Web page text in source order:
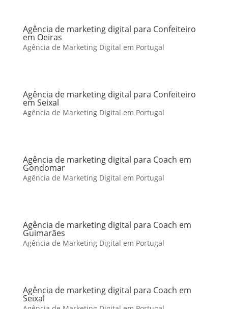
Agência de marketing digital para Confeiteiro
em Oeiras
Agência de Marketing Digital em Portugal
Agência de marketing digital para Confeiteiro
em Seixal
Agência de Marketing Digital em Portugal
Agência de marketing digital para Coach em
Gondomar
Agência de Marketing Digital em Portugal
Agência de marketing digital para Coach em
Guimarães
Agência de Marketing Digital em Portugal
Agência de marketing digital para Coach em
Seixal